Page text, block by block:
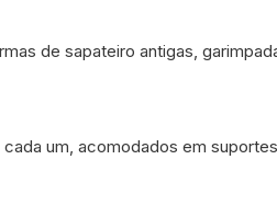
de sapateiro antigas,
um, acomodados em